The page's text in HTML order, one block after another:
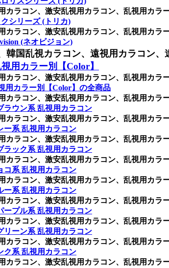
ラコン、激安乱視用カラコン、乱視用カラ
クシリーズ (トリカ)
ラコン、激安乱視用カラコン、乱視用カラ
(ネオビジョン)
国乱視カラコン、遠視用カラコン
用カラー別【Color】
ラコン、激安乱視用カラコン、乱視用カラ
用カラー別【Color】の全商品
ラコン、激安乱視用カラコン、乱視用カラ
ラウン系 乱視用カラコン
ラコン、激安乱視用カラコン、乱視用カラ
ー系 乱視用カラコン
ラコン、激安乱視用カラコン、乱視用カラ
ラック系 乱視用カラコン
ラコン、激安乱視用カラコン、乱視用カラ
コ系 乱視用カラコン
ラコン、激安乱視用カラコン、乱視用カラ
ー系 乱視用カラコン
ラコン、激安乱視用カラコン、乱視用カラ
ープル系 乱視用カラコン
ラコン、激安乱視用カラコン、乱視用カラ
リーン系 乱視用カラコン
ラコン、激安乱視用カラコン、乱視用カラ
ク系 乱視用カラコン
ラコン、激安乱視用カラコン、乱視用カラ